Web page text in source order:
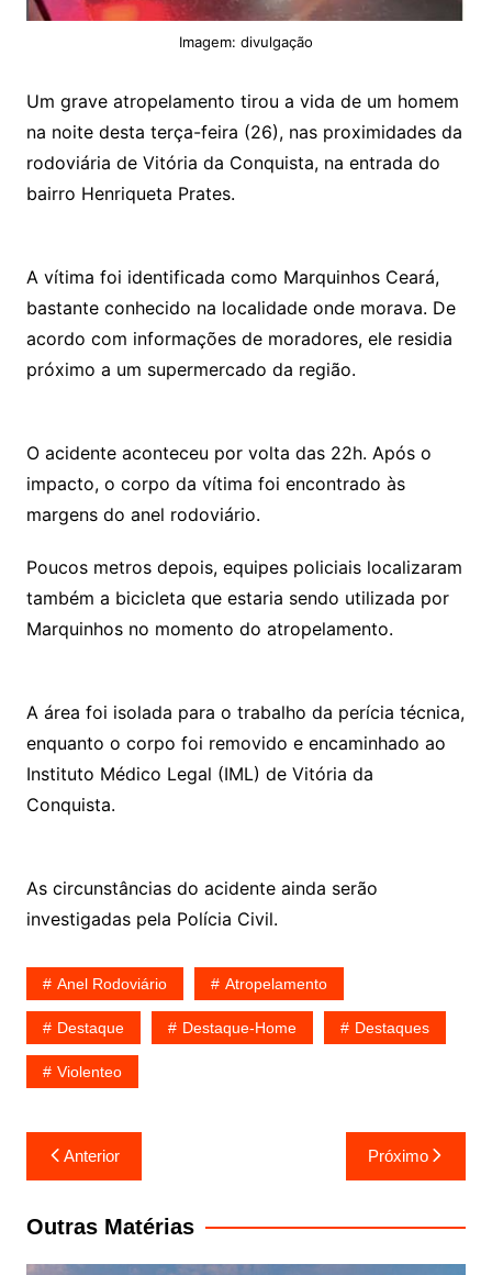
Imagem: divulgação
Um grave atropelamento tirou a vida de um homem
na noite desta terça-feira (26), nas proximidades da
rodoviária de Vitória da Conquista, na entrada do
bairro Henriqueta Prates.
A vítima foi identificada como Marquinhos Ceará,
bastante conhecido na localidade onde morava. De
acordo com informações de moradores, ele residia
próximo a um supermercado da região.
O acidente aconteceu por volta das 22h. Após o
impacto, o corpo da vítima foi encontrado às
margens do anel rodoviário.
Poucos metros depois, equipes policiais localizaram
também a bicicleta que estaria sendo utilizada por
Marquinhos no momento do atropelamento.
A área foi isolada para o trabalho da perícia técnica,
enquanto o corpo foi removido e encaminhado ao
Instituto Médico Legal (IML) de Vitória da
Conquista.
As circunstâncias do acidente ainda serão
investigadas pela Polícia Civil.
Anel Rodoviário Atropelamento
Destaque Destaque-Home Destaques
Violenteo
Navegação
de
Post
Anterior Próximo
Outras Matérias